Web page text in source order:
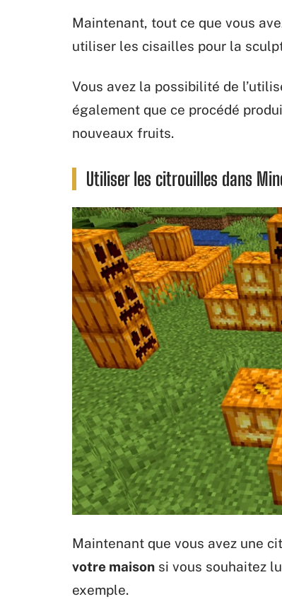
Maintenant, tout ce que vous
utiliser les cisailles pour la
Vous avez la possibilité de
également que ce procédé
nouveaux fruits.
Utiliser les citrouilles dans
Maintenant que vous avez une
votre maison si vous souhaitez
exemple.